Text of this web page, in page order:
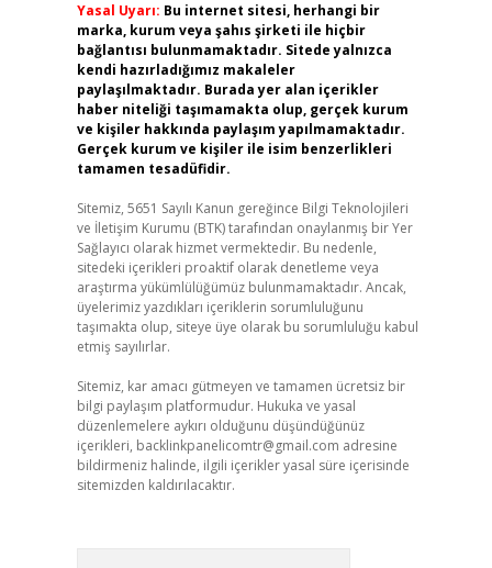
Yasal Uyarı: Bu internet sitesi, herhangi bir
marka, kurum veya şahıs şirketi ile hiçbir
bağlantısı bulunmamaktadır. Sitede yalnızca
kendi hazırladığımız makaleler
paylaşılmaktadır. Burada yer alan içerikler
haber niteliği taşımamakta olup, gerçek kurum
ve kişiler hakkında paylaşım yapılmamaktadır.
Gerçek kurum ve kişiler ile isim benzerlikleri
tamamen tesadüfidir.
Sitemiz, 5651 Sayılı Kanun gereğince Bilgi Teknolojileri
ve İletişim Kurumu (BTK) tarafından onaylanmış bir Yer
Sağlayıcı olarak hizmet vermektedir. Bu nedenle,
sitedeki içerikleri proaktif olarak denetleme veya
araştırma yükümlülüğümüz bulunmamaktadır. Ancak,
üyelerimiz yazdıkları içeriklerin sorumluluğunu
taşımakta olup, siteye üye olarak bu sorumluluğu kabul
etmiş sayılırlar.
Sitemiz, kar amacı gütmeyen ve tamamen ücretsiz bir
bilgi paylaşım platformudur. Hukuka ve yasal
düzenlemelere aykırı olduğunu düşündüğünüz
içerikleri, backlinkpanelicomtr@gmail.com adresine
bildirmeniz halinde, ilgili içerikler yasal süre içerisinde
sitemizden kaldırılacaktır.